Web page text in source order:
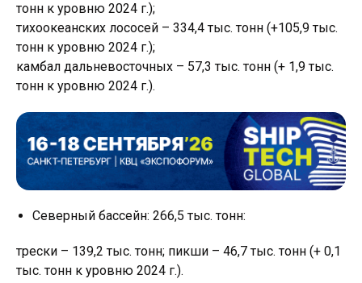
тонн к уровню 2024 г.);
тихоокеанских лососей – 334,4 тыс. тонн (+105,9 тыс.
тонн к уровню 2024 г.);
камбал дальневосточных – 57,3 тыс. тонн (+ 1,9 тыс.
тонн к уровню 2024 г.).
Северный бассейн: 266,5 тыс. тонн:
трески – 139,2 тыс. тонн; пикши – 46,7 тыс. тонн (+ 0,1
тыс. тонн к уровню 2024 г.).